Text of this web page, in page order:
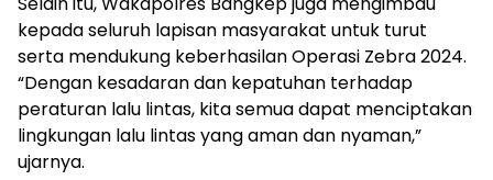
kepada seluruh lapisan masyarakat untuk turut
serta mendukung keberhasilan Operasi Zebra 2024.
“Dengan kesadaran dan kepatuhan terhadap
peraturan lalu lintas, kita semua dapat menciptakan
lingkungan lalu lintas yang aman dan nyaman,”
ujarnya.